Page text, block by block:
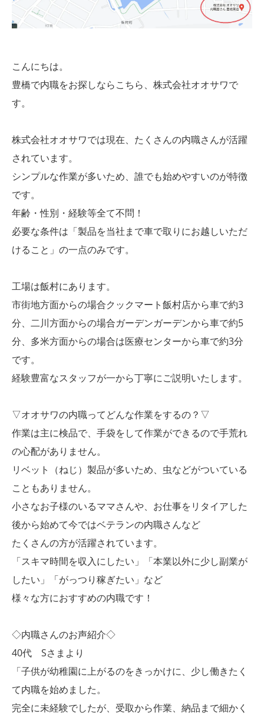
こんにちは。
豊橋で内職をお探しならこちら、株式会社オオサワで
す。
株式会社オオサワでは現在、たくさんの内職さんが活躍
されています。
シンプルな作業が多いため、誰でも始めやすいのが特徴
です。
年齢・性別・経験等全て不問！
必要な条件は「製品を当社まで車で取りにお越しいただ
けること」の一点のみです。
工場は飯村にあります。
市街地方面からの場合クックマート飯村店から車で約3
分、二川方面からの場合ガーデンガーデンから車で約5
分、多米方面からの場合は医療センターから車で約3分
です。
経験豊富なスタッフが一から丁寧にご説明いたします。
▽オオサワの内職ってどんな作業をするの？▽
作業は主に検品で、手袋をして作業ができるので手荒れ
の心配がありません。
リベット（ねじ）製品が多いため、虫などがついている
こともありません。
小さなお子様のいるママさんや、お仕事をリタイアした
後から始めて今ではベテランの内職さんなど
たくさんの方が活躍されています。
「スキマ時間を収入にしたい」「本業以外に少し副業が
したい」「がっつり稼ぎたい」など
様々な方におすすめの内職です！
◇内職さんのお声紹介◇
40代 Sさまより
「子供が幼稚園に上がるのをきっかけに、少し働きたく
て内職を始めました。
完全に未経験でしたが、受取から作業、納品まで細かく